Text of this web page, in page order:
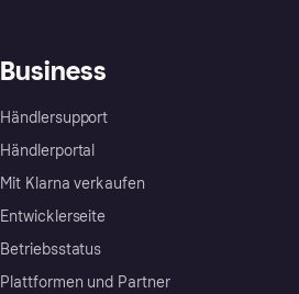
Business
Händlersupport
Händlerportal
Mit Klarna verkaufen
Entwicklerseite
Betriebsstatus
Plattformen und Partner